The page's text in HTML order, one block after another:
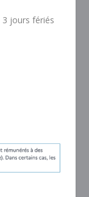
3 jours fériés